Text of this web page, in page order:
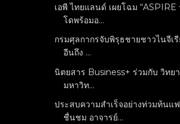
เอพี ไทยแลนด์ เผยโฉม
โดพร้อมอ...
กรมศุลกากรจับพิรุธชายชาวไนจีเ
อีนถึง ...
นิตยสาร Business+ ร่วมกับ วิทย
มหาวิท...
ประสบความสำเร็จอย่างท่วมท้นแ
ชื่นชม อาจารย์...